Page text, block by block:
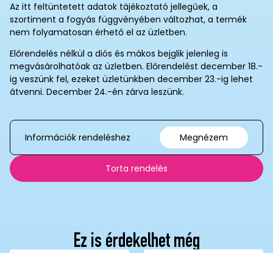
Az itt feltüntetett adatok tájékoztató jellegűek, a
szortiment a fogyás függvényében változhat, a termék
nem folyamatosan érhető el az üzletben.
Előrendelés nélkül a diós és mákos bejglik jelenleg is
megvásárolhatóak az üzletben. Előrendelést december 18.-
ig veszünk fel, ezeket üzletünkben december 23.-ig lehet
átvenni. December 24.-én zárva leszünk.
Információk rendeléshez Megnézem
Torta rendelés
Ez is érdekelhet még